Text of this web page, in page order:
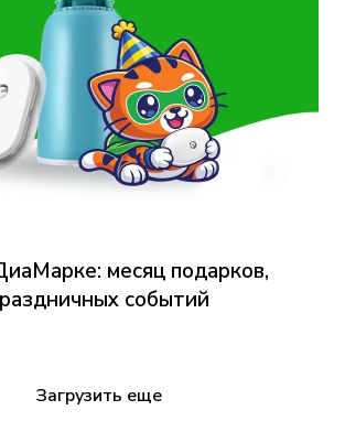
месяц подарков,
событий
Загрузить еще